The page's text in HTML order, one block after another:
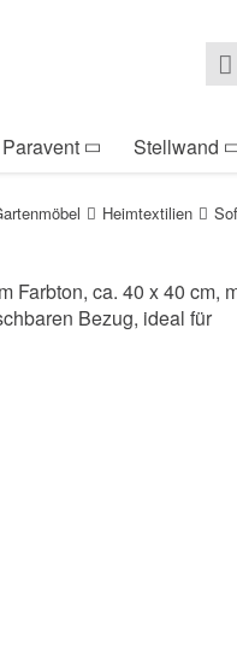
Paravent Stellwand
Heimtextilien